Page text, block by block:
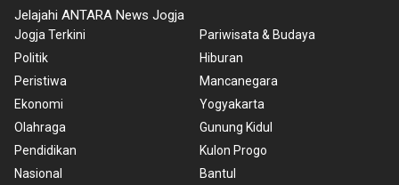
Jelajahi ANTARA News Jogja
Jogja Terkini
Politik
Peristiwa
Ekonomi
Olahraga
Pendidikan
Nasional
Pariwisata & Budaya
Hiburan
Mancanegara
Yogyakarta
Gunung Kidul
Kulon Progo
Bantul